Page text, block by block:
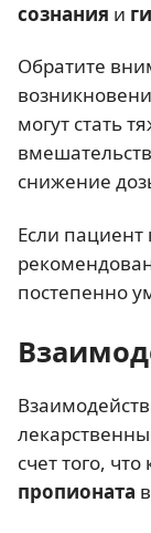
сознания и
Обратите
могут стать
снижение
Если пациент
постепенно
счет того,
пропионата